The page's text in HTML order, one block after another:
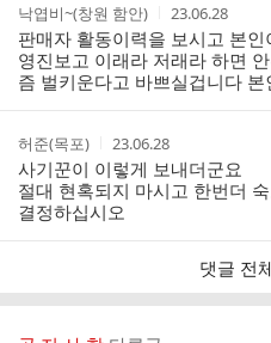
작
성
자
낙엽비~(창원 함안)
작
성
시
간
23.06.28
판매자 활동이력을 보시고 본
영진보고 이래라 저래라 하면
즘 벌키운다고 바쁘실겁니다
작
성
자
허준(목포)
작
성
시
간
23.06.28
사기꾼이 이렇게 보내더군요
절대 현혹되지 마시고 한번더
결정하십시오
댓글 전